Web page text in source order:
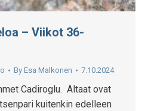
– Viikot 36-
By Esa Malkonen 7.10.2024
Cadiroglu. Altaat ovat
kuitenkin edelleen